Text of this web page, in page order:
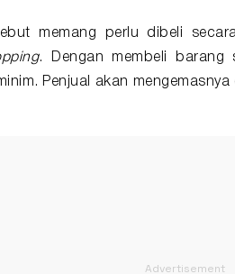
memang perlu dibeli
. Dengan membeli barang
Penjual akan